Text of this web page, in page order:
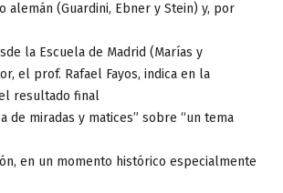
alemán (Guardini, Ebner y Stein) y, por
la Escuela de Madrid (Marías y
el prof. Rafael Fayos, indica en la
resultado final
de miradas y matices” sobre “un tema
en un momento histórico especialmente